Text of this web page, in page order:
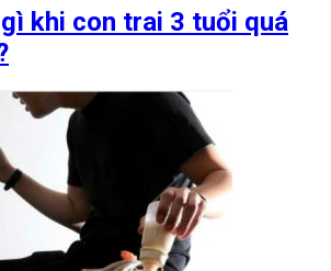
khi con trai 3 tuổi quá